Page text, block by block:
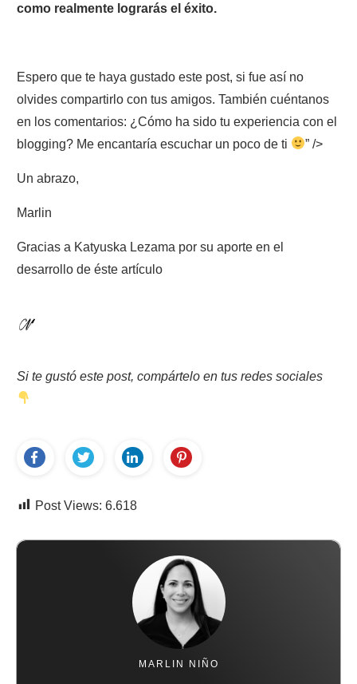
como realmente lograrás el éxito.
Espero que te haya gustado este post, si fue así no
olvides compartirlo con tus amigos. También cuéntanos
en los comentarios: ¿Cómo ha sido tu experiencia con el
blogging? Me encantaría escuchar un poco de ti
” />
Un abrazo,
Marlin
Gracias a Katyuska Lezama por su aporte en el
desarrollo de éste artículo
Si te gustó este post, compártelo en tus redes sociales
Post Views: 6.618
MARLIN NIÑO